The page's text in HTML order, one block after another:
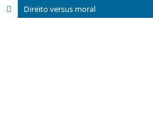
Direito versus moral